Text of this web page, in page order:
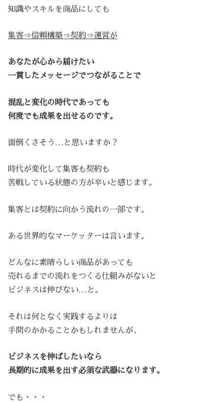
知識やスキルを商品にしても
集客⇒信頼構築⇒契約⇒運営が
あなたが心から届けたい
一貫したメッセージでつながることで
混乱と変化の時代であっても
何度でも成果を出せるのです。
面倒くさそう…と思いますか？
時代が変化して集客も契約も
苦戦している状態の方が辛いと感じます。
集客とは契約に向かう流れの一部です。
ある世界的なマーケッターは言います。
どんなに素晴らしい商品があっても
売れるまでの流れをつくる仕組みがないと
ビジネスは伸びない…と。
それは何となく実践するよりは
手間のかかることかもしれませんが、
ビジネスを伸ばしたいなら
長期的に成果を出す必須な武器になります。
でも・・・